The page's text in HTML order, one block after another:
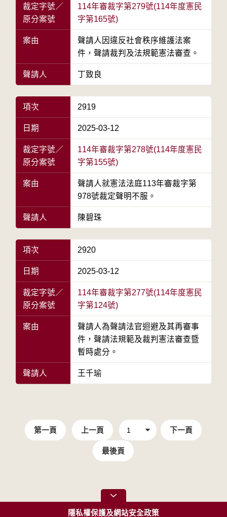
裁定字號／
原分案號
114年審裁字第279號(114年度憲民
字第165號)
案由
聲請人因違反社會秩序維護法案
件，聲請裁判及法規範憲法審查。
聲請人 丁致良
項次 2919
日期 2025-03-12
裁定字號／
原分案號
114年審裁字第278號(114年度憲民
字第155號)
案由
聲請人就憲法法庭113年審裁字第
978號裁定聲明不服。
聲請人 陳碧珠
項次 2920
日期 2025-03-12
裁定字號／
原分案號
114年審裁字第277號(114年度憲民
字第124號)
案由
聲請人為聲請法官迴避及其再審事
件，聲請法規範及裁判憲法審查暨
暫時處分。
聲請人 王千瑜
第一頁 上一頁 下一頁
最後頁
隱私權保護及網站安全政策